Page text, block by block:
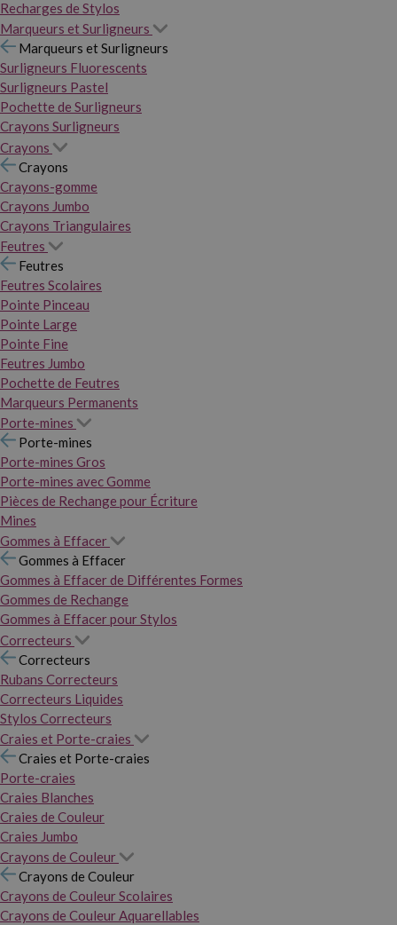
Recharges de Stylos
Marqueurs et Surligneurs
Marqueurs et Surligneurs
Surligneurs Fluorescents
Surligneurs Pastel
Pochette de Surligneurs
Crayons Surligneurs
Crayons
Crayons
Crayons-gomme
Crayons Jumbo
Crayons Triangulaires
Feutres
Feutres
Feutres Scolaires
Pointe Pinceau
Pointe Large
Pointe Fine
Feutres Jumbo
Pochette de Feutres
Marqueurs Permanents
Porte-mines
Porte-mines
Porte-mines Gros
Porte-mines avec Gomme
Pièces de Rechange pour Écriture
Mines
Gommes à Effacer
Gommes à Effacer
Gommes à Effacer de Différentes Formes
Gommes de Rechange
Gommes à Effacer pour Stylos
Correcteurs
Correcteurs
Rubans Correcteurs
Correcteurs Liquides
Stylos Correcteurs
Craies et Porte-craies
Craies et Porte-craies
Porte-craies
Craies Blanches
Craies de Couleur
Craies Jumbo
Crayons de Couleur
Crayons de Couleur
Crayons de Couleur Scolaires
Crayons de Couleur Aquarellables